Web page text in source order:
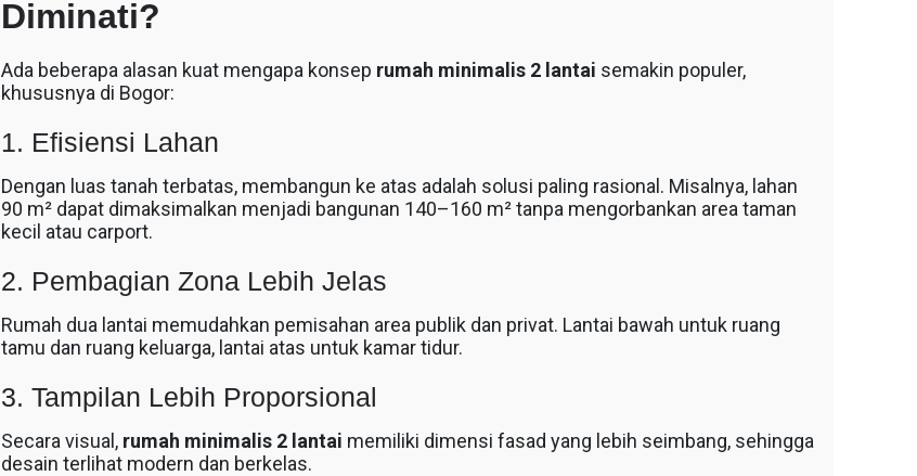
Diminati?
Ada beberapa alasan kuat mengapa konsep rumah minimalis 2 lantai semakin populer,
khususnya di Bogor:
1. Efisiensi Lahan
Dengan luas tanah terbatas, membangun ke atas adalah solusi paling rasional. Misalnya, lahan
90 m² dapat dimaksimalkan menjadi bangunan 140–160 m² tanpa mengorbankan area taman
kecil atau carport.
2. Pembagian Zona Lebih Jelas
Rumah dua lantai memudahkan pemisahan area publik dan privat. Lantai bawah untuk ruang
tamu dan ruang keluarga, lantai atas untuk kamar tidur.
3. Tampilan Lebih Proporsional
Secara visual, rumah minimalis 2 lantai memiliki dimensi fasad yang lebih seimbang, sehingga
desain terlihat modern dan berkelas.